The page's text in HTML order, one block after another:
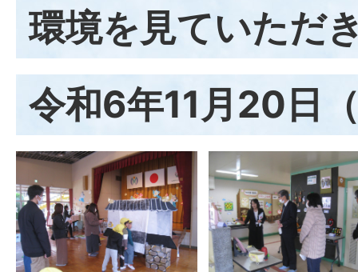
環境を見ていただ
令和6年11月20日